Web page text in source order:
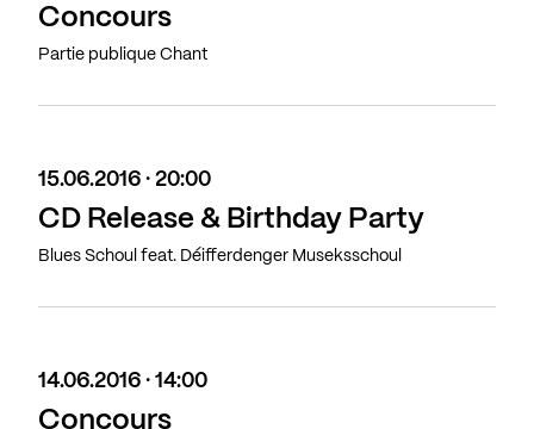
Concours
Partie publique Chant
15.06.2016 · 20:00
CD Release & Birthday Party
Blues Schoul feat. Déifferdenger Museksschoul
14.06.2016 · 14:00
Concours